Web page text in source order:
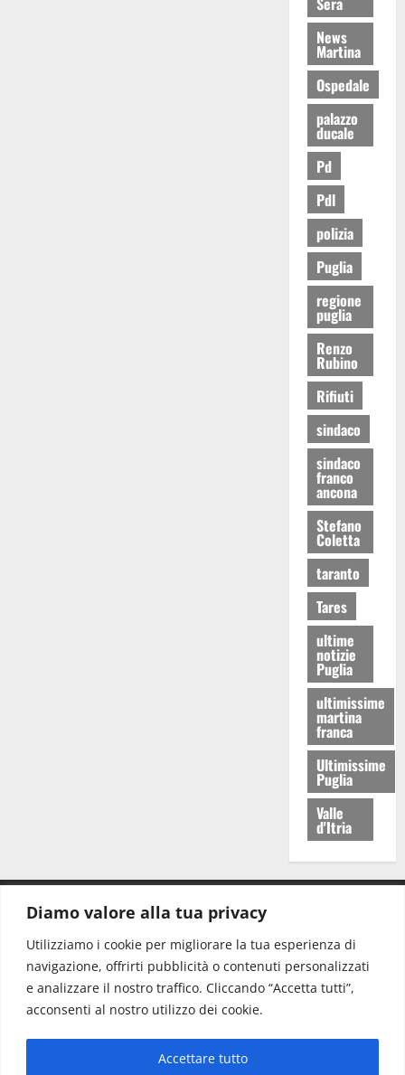
Diamo valore alla tua privacy
Utilizziamo i cookie per migliorare la tua esperienza di
navigazione, offrirti pubblicità o contenuti personalizzati
e analizzare il nostro traffico. Cliccando “Accetta tutti”,
acconsenti al nostro utilizzo dei cookie.
Accettare tutto
News
Martina
Ospedale
palazzo
ducale
Pd
Pdl
polizia
Puglia
regione
puglia
Renzo
Rubino
Rifiuti
sindaco
sindaco
franco
ancona
Stefano
Coletta
taranto
Tares
ultime
notizie
Puglia
ultimissime
martina
franca
Ultimissime
Puglia
Valle
d'Itria
Redazione: redazione@www.martinasera.it
Direttore:direttore@www.martinasera.it
Info & Commerciale:info@www.martinasera.it